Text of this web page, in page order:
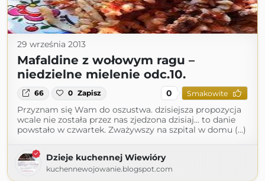
29 września 2013
Mafaldine z wołowym ragu –
niedzielne mielenie odc.10.
66 0 Zapisz 0 Smakowite
Przyznam się Wam do oszustwa. dzisiejsza propozycja
wcale nie została przez nas zjedzona dzisiaj... to danie
powstało w czwartek. Zważywszy na szpital w domu (...)
Dzieje kuchennej Wiewióry
kuchennewojowanie.blogspot.com